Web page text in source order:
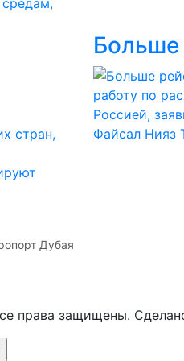
стран,
Больше
работу по
Россией,
Файсал Нияз
Дубая
права защищены.